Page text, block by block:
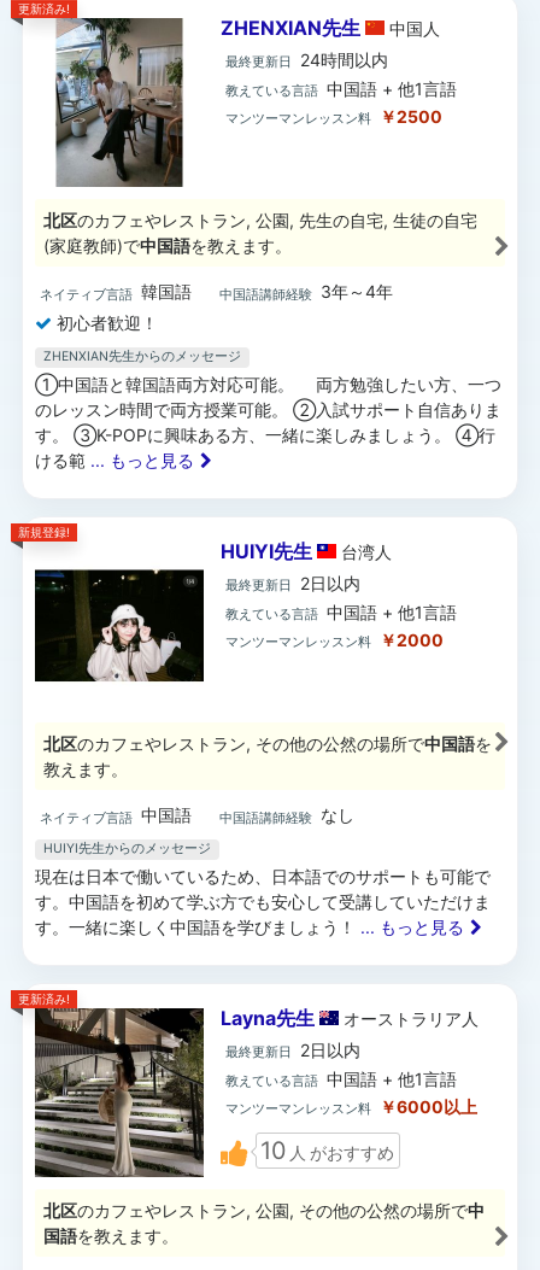
更新済み!
ZHENXIAN先生 中国 人
最終更新日 24時間以内
教えている言語 中国語 + 他1言語
マンツーマンレッスン料 ￥2500
北区のカフェやレストラン, 公園, 先生の自宅, 生徒の自宅
(家庭教師)で中国語を教えます。
ネイティブ言語 韓国語 中国語講師経験
3年～4年
初心者歓迎！
ZHENXIAN先生からのメッセージ
①中国語と韓国語両方対応可能。 両方勉強したい方、一つ
のレッスン時間で両方授業可能。 ②入試サポート自信ありま
す。 ③K-POPに興味ある方、一緒に楽しみましょう。 ④行
ける範 ... もっと見る
新規登録!
HUIYI先生 台湾人
最終更新日 2日以内
教えている言語 中国語 + 他1言語
マンツーマンレッスン料 ￥2000
北区のカフェやレストラン, その他の公然の場所で中国語を
教えます。
ネイティブ言語 中国語 中国語講師経験 なし
HUIYI先生からのメッセージ
現在は日本で働いているため、日本語でのサポートも可能で
す。中国語を初めて学ぶ方でも安心して受講していただけま
す。一緒に楽しく中国語を学びましょう！ ... もっと見る
更新済み!
Layna先生 オーストラリア 人
最終更新日 2日以内
教えている言語 中国語 + 他1言語
マンツーマンレッスン料 ￥6000以上
10 人 がおすすめ
北区のカフェやレストラン, 公園, その他の公然の場所で中
国語を教えます。